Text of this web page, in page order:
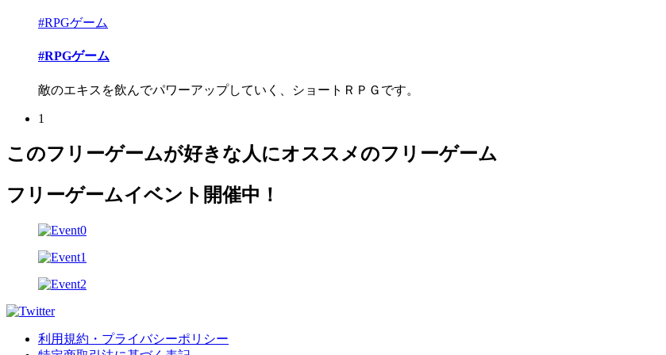
#RPGゲーム
#RPGゲーム
敵のエキスを飲んでパワーアップしていく、ショートＲＰＧです。
1
このフリーゲームが好きな人にオススメのフリーゲーム
フリーゲームイベント開催中！
利用規約・プライバシーポリシー